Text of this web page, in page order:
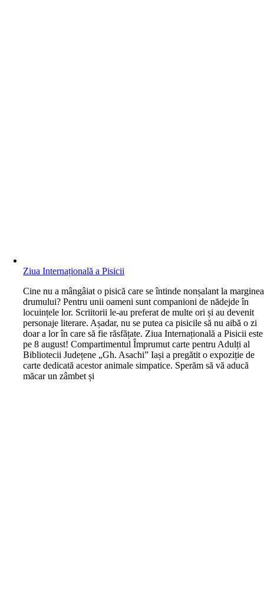
Ziua Internațională a Pisicii
Cine nu a mângâiat o pisică care se întinde nonșalant la marginea
drumului? Pentru unii oameni sunt companioni de nădejde în
locuințele lor. Scriitorii le-au preferat de multe ori și au devenit
personaje literare. Așadar, nu se putea ca pisicile să nu aibă o zi
doar a lor în care să fie răsfățate. Ziua Internațională a Pisicii este
pe 8 august! Compartimentul Împrumut carte pentru Adulți al
Bibliotecii Județene „Gh. Asachi” Iași a pregătit o expoziție de
carte dedicată acestor animale simpatice. Sperăm să vă aducă
măcar un zâmbet și